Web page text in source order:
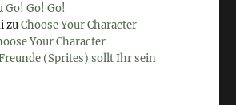
Go! Go! Go!
zuChoose Your Character
Your Character
(Sprites) sollt Ihr sein